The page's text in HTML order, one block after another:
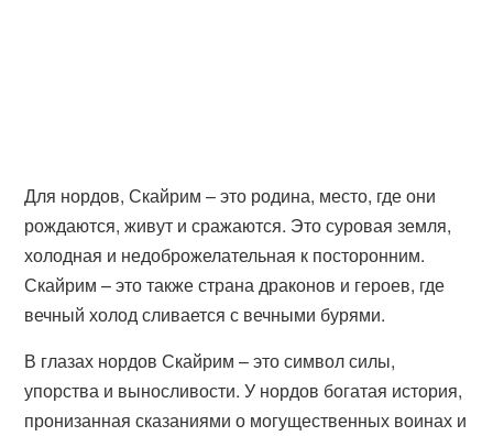
Для нордов, Скайрим – это родина, место, где они
рождаются, живут и сражаются. Это суровая земля,
холодная и недоброжелательная к посторонним.
Скайрим – это также страна драконов и героев, где
вечный холод сливается с вечными бурями.
В глазах нордов Скайрим – это символ силы,
упорства и выносливости. У нордов богатая история,
пронизанная сказаниями о могущественных воинах и